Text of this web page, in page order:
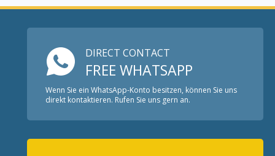
DIRECT CONTACT
FREE WHATSAPP
Wenn Sie ein WhatsApp-Konto besitzen, können Sie uns
direkt kontaktieren. Rufen Sie uns gern an.